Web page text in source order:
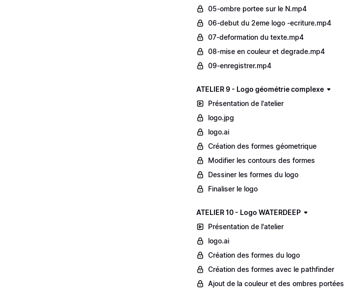
05-ombre portee sur le N.mp4
06-debut du 2eme logo -ecriture.mp4
07-deformation du texte.mp4
08-mise en couleur et degrade.mp4
09-enregistrer.mp4
ATELIER 9 - Logo géométrie complexe
Présentation de l'atelier
logo.jpg
logo.ai
Création des formes géometrique
Modifier les contours des formes
Dessiner les formes du logo
Finaliser le logo
ATELIER 10 - Logo WATERDEEP
Présentation de l'atelier
logo.ai
Création des formes du logo
Création des formes avec le pathfinder
Ajout de la couleur et des ombres portées